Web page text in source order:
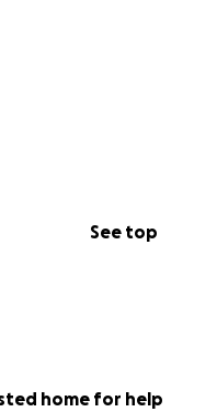
See top
home for help